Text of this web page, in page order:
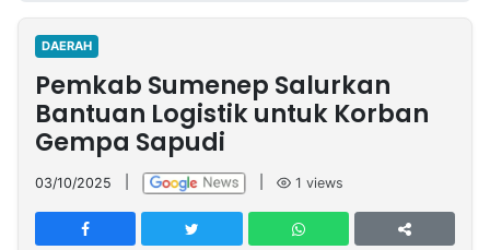
Nasional
International
Olahraga
Entertainment
Daerah
Pariwisata
Kuliner
Kolom
Network
PT
TREETAN
DAERAH
Pemkab Sumenep Salurkan
Bantuan Logistik untuk Korban
Gempa Sapudi
03/10/2025 1 views